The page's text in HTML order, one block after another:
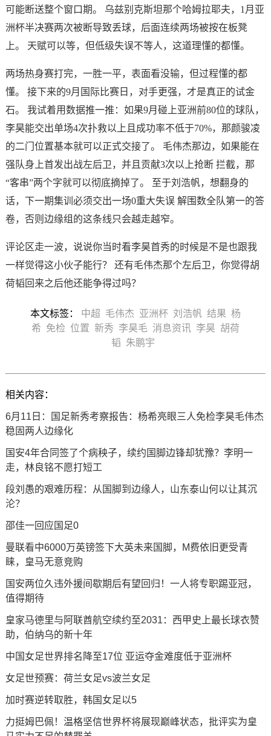
可能断送整个窗口期。 乌兹别克斯坦那个哈姆拉耶夫，1月亚
洲杯半决赛两次被断导致丢球，后面连续两场被按在板凳
上。 天赋可以等，但低级失误不等人，这道理懂的都懂。
两场热身赛打完，一胜一平，表面看没输，但过程懂的都
懂。 接下来的9月国际比赛日，对手更强，才是真正的试金
石。 我试着用数据推一推：如果9月碰上亚洲前80位的球队，
李昊能交出单场4次扑救以上且成功率不低于70%，那颜骏凌
的二门位置基本就可以正式交接了。 毛伟杰那边，如果能在
强队身上首发出战左后卫，并且贡献3次以上抢断 拦截，那
“客串”两个字就可以彻底摘掉了。 至于刘浩帆，想翻身的
话，下一期集训必须交出一场0重大失误 解围数全队第一的答
卷，否则边缘组的这条线只会越走越窄。
评论区走一波，说说你当时看李昊首秀的时候是不是也跟我
一样觉得这小伙子能行？ 还有毛伟杰那个左后卫，你觉得胡
荷韬回来之后他还能争得过吗？
本文标签： 中超 毛伟杰 亚洲杯 刘浩帆 结果 杨
希 免检 位置 新秀 李昊毛 消息资讯 李昊 胡荷
韬 朱鹏宇
相关内容：
6月11日：国足新秀考察报告：杨希亮眼三人免检李昊毛伟杰
稳固两人边缘化
国安4年合同签了个病秧子，续约国脚边锋却犹豫？李明一
走，林良铭不愿打短工
段刘愚的艰难历程：从国脚到边缘人，山东泰山何以让其沉
沦？
邵佳一回应国足0
曼联看中6000万英镑签下大英未来国脚，M费依旧更受青
睐，皇马无意竞购
国安两位久违外援间歇期后有望回归！一人将专职踢亚冠，
值得期待
皇家马德里与阿联酋航空续约至2031：西甲史上最长球衣赞
助，伯纳乌的新十年
中国女足世界排名降至17位 亚运夺金难度低于亚洲杯
女足世预赛：荷兰女足vs波兰女足
加时赛逆转取胜，韩国女足以5
力挺姆巴佩！温格坚信世界杯将展现巅峰状态，批评实为皇